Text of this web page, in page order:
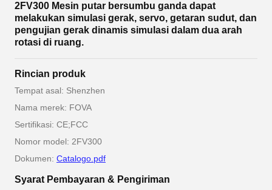
2FV300 Mesin putar bersumbu ganda dapat
melakukan simulasi gerak, servo, getaran sudut, dan
pengujian gerak dinamis simulasi dalam dua arah
rotasi di ruang.
Rincian produk
Tempat asal: Shenzhen
Nama merek: FOVA
Sertifikasi: CE;FCC
Nomor model: 2FV300
Dokumen: Catalogo.pdf
Syarat Pembayaran & Pengiriman